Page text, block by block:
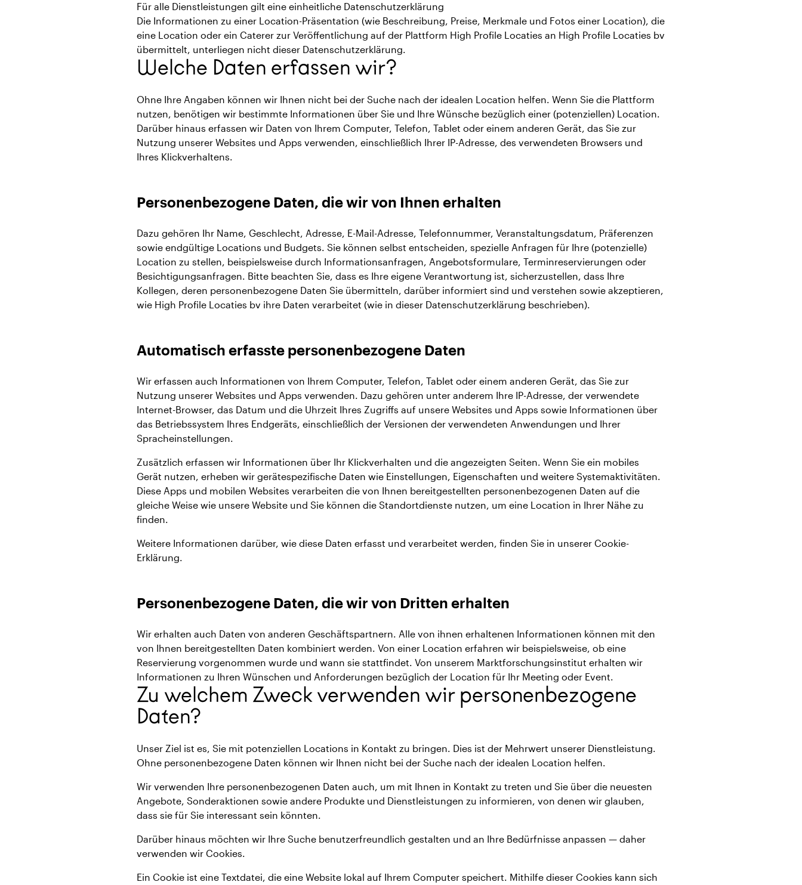
Für alle Dienstleistungen gilt eine einheitliche Datenschutzerklärung
Die Informationen zu einer Location-Präsentation (wie Beschreibung, Preise, Merkmale und Fotos einer Location), die
eine Location oder ein Caterer zur Veröffentlichung auf der Plattform High Profile Locaties an High Profile Locaties bv
übermittelt, unterliegen nicht dieser Datenschutzerklärung.
Welche Daten erfassen wir?
Ohne Ihre Angaben können wir Ihnen nicht bei der Suche nach der idealen Location helfen. Wenn Sie die Plattform
nutzen, benötigen wir bestimmte Informationen über Sie und Ihre Wünsche bezüglich einer (potenziellen) Location.
Darüber hinaus erfassen wir Daten von Ihrem Computer, Telefon, Tablet oder einem anderen Gerät, das Sie zur
Nutzung unserer Websites und Apps verwenden, einschließlich Ihrer IP-Adresse, des verwendeten Browsers und
Ihres Klickverhaltens.
Personenbezogene Daten, die wir von Ihnen erhalten
Dazu gehören Ihr Name, Geschlecht, Adresse, E-Mail-Adresse, Telefonnummer, Veranstaltungsdatum, Präferenzen
sowie endgültige Locations und Budgets. Sie können selbst entscheiden, spezielle Anfragen für Ihre (potenzielle)
Location zu stellen, beispielsweise durch Informationsanfragen, Angebotsformulare, Terminreservierungen oder
Besichtigungsanfragen. Bitte beachten Sie, dass es Ihre eigene Verantwortung ist, sicherzustellen, dass Ihre
Kollegen, deren personenbezogene Daten Sie übermitteln, darüber informiert sind und verstehen sowie akzeptieren,
wie High Profile Locaties bv ihre Daten verarbeitet (wie in dieser Datenschutzerklärung beschrieben).
Automatisch erfasste personenbezogene Daten
Wir erfassen auch Informationen von Ihrem Computer, Telefon, Tablet oder einem anderen Gerät, das Sie zur
Nutzung unserer Websites und Apps verwenden. Dazu gehören unter anderem Ihre IP-Adresse, der verwendete
Internet-Browser, das Datum und die Uhrzeit Ihres Zugriffs auf unsere Websites und Apps sowie Informationen über
das Betriebssystem Ihres Endgeräts, einschließlich der Versionen der verwendeten Anwendungen und Ihrer
Spracheinstellungen.
Zusätzlich erfassen wir Informationen über Ihr Klickverhalten und die angezeigten Seiten. Wenn Sie ein mobiles
Gerät nutzen, erheben wir gerätespezifische Daten wie Einstellungen, Eigenschaften und weitere Systemaktivitäten.
Diese Apps und mobilen Websites verarbeiten die von Ihnen bereitgestellten personenbezogenen Daten auf die
gleiche Weise wie unsere Website und Sie können die Standortdienste nutzen, um eine Location in Ihrer Nähe zu
finden.
Weitere Informationen darüber, wie diese Daten erfasst und verarbeitet werden, finden Sie in unserer Cookie-
Erklärung.
Personenbezogene Daten, die wir von Dritten erhalten
Wir erhalten auch Daten von anderen Geschäftspartnern. Alle von ihnen erhaltenen Informationen können mit den
von Ihnen bereitgestellten Daten kombiniert werden. Von einer Location erfahren wir beispielsweise, ob eine
Reservierung vorgenommen wurde und wann sie stattfindet. Von unserem Marktforschungsinstitut erhalten wir
Informationen zu Ihren Wünschen und Anforderungen bezüglich der Location für Ihr Meeting oder Event.
Zu welchem Zweck verwenden wir personenbezogene
Daten?
Unser Ziel ist es, Sie mit potenziellen Locations in Kontakt zu bringen. Dies ist der Mehrwert unserer Dienstleistung.
Ohne personenbezogene Daten können wir Ihnen nicht bei der Suche nach der idealen Location helfen.
Wir verwenden Ihre personenbezogenen Daten auch, um mit Ihnen in Kontakt zu treten und Sie über die neuesten
Angebote, Sonderaktionen sowie andere Produkte und Dienstleistungen zu informieren, von denen wir glauben,
dass sie für Sie interessant sein könnten.
Darüber hinaus möchten wir Ihre Suche benutzerfreundlich gestalten und an Ihre Bedürfnisse anpassen — daher
verwenden wir Cookies.
Ein Cookie ist eine Textdatei, die eine Website lokal auf Ihrem Computer speichert. Mithilfe dieser Cookies kann sich